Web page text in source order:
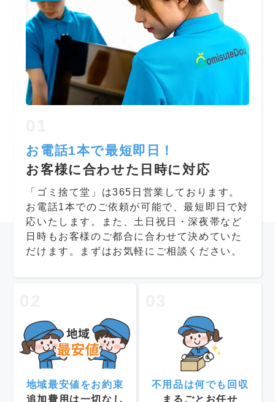
お電話1本で最短即日！
お客様に合わせた日時に対応
「ゴミ捨て堂」は365日営業しております。
お電話1本でのご依頼が可能で、最短即日で対
応いたします。また、土日祝日・深夜帯など
日時もお客様のご都合に合わせて決めていた
だけます。まずはお気軽にご相談ください。
地域最安値をお約束
追加費用は一切なし
不用品は何でも回収
まるごとお任せ